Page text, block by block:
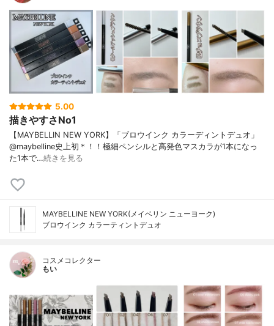
5.00
描きやすさNo1
【MAYBELLIN NEW YORK】「ブロウインク カラーディントデュオ」
@maybelline史上初＊！！極細ペンシルと高発色マスカラが1本になっ
た1本で…続きを見る
MAYBELLINE NEW YORK(メイベリン ニューヨーク)
ブロウインク カラーティントデュオ
コスメコレクター
もい